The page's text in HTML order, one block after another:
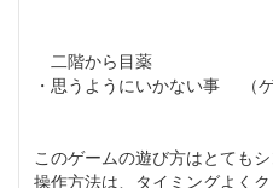
二階から目薬
・思うようにいかない事 （ゲ
このゲームの遊び方はとても
操作方法は、タイミングよく